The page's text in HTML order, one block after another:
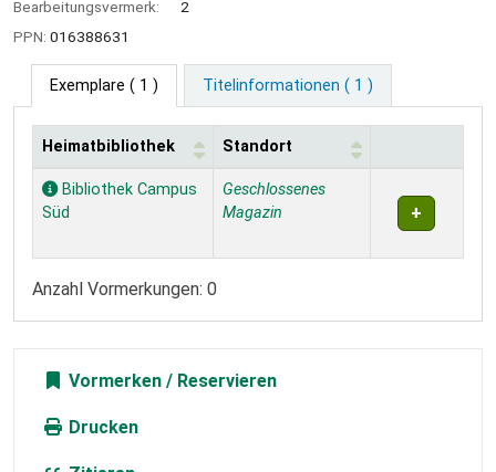
Bearbeitungsvermerk:
2
PPN: 016388631
Exemplare ( 1 ) Titelinformationen ( 1 )
Exemplare
Heimatbibliothek Standort
Bibliothek Campus
Süd
Geschlossenes
Magazin
Anzahl Vormerkungen: 0
Vormerken
Drucken